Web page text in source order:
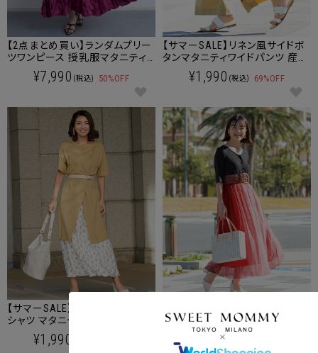
【2点まとめ買い】ランダムプリー
ツワンピース 授乳服マタニティ
ウェア¥7,990 (税込) 50%OFF
【サマーSALE】リネン風サイドボ
タンマタニティワイドパンツ 産前
産後兼用¥1,990 (税込) 69%OFF
【サマーSALE】前後2WAY BIG T
シャツ マタニティウェア/授乳服
¥1,990
ルドッキングワンピ 授乳服マタ
ニティウェア 産前産後兼用
¥2,990
クーポンコードをコピーしました。